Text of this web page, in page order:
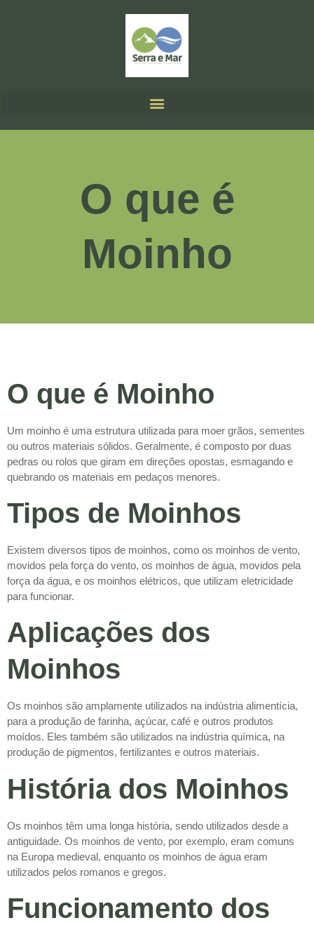
O que é
Moinho
O que é Moinho
Um moinho é uma estrutura utilizada para moer grãos, sementes
ou outros materiais sólidos. Geralmente, é composto por duas
pedras ou rolos que giram em direções opostas, esmagando e
quebrando os materiais em pedaços menores.
Tipos de Moinhos
Existem diversos tipos de moinhos, como os moinhos de vento,
movidos pela força do vento, os moinhos de água, movidos pela
força da água, e os moinhos elétricos, que utilizam eletricidade
para funcionar.
Aplicações dos
Moinhos
Os moinhos são amplamente utilizados na indústria alimentícia,
para a produção de farinha, açúcar, café e outros produtos
moídos. Eles também são utilizados na indústria química, na
produção de pigmentos, fertilizantes e outros materiais.
História dos Moinhos
Os moinhos têm uma longa história, sendo utilizados desde a
antiguidade. Os moinhos de vento, por exemplo, eram comuns
na Europa medieval, enquanto os moinhos de água eram
utilizados pelos romanos e gregos.
Funcionamento dos